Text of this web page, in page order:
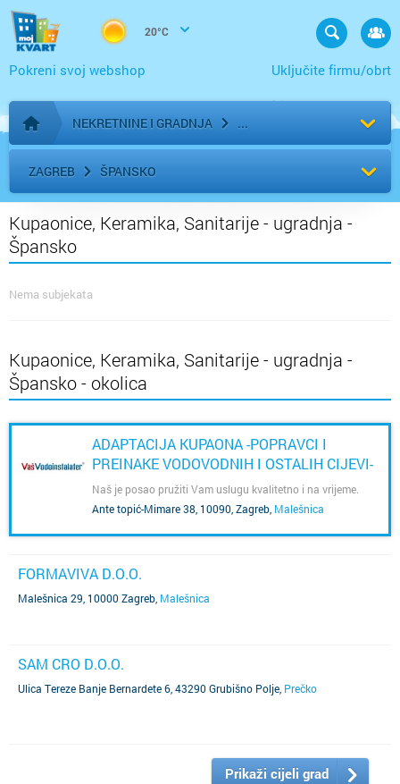
20°C
Uključite firmu/obrt
Pokreni svoj webshop
Početna stranica
NEKRETNINE I GRADNJA
ZAGREB ŠPANSKO
Kupaonice, Keramika, Sanitarije - ugradnja -
Špansko
Nema subjekata
Kupaonice, Keramika, Sanitarije - ugradnja -
Špansko - okolica
ADAPTACIJA KUPAONA -POPRAVCI I
PREINAKE VODOVODNIH I OSTALIH CIJEVI-
VAŠ VODOINSTALATER
Naš je posao pružiti Vam uslugu kvalitetno i na vrijeme.
Ante topić-Mimare 38, 10090, Zagreb Malešnica
FORMAVIVA D.O.O.
Malešnica 29, 10000 Zagreb Malešnica
SAM CRO D.O.O.
Ulica Tereze Banje Bernardete 6, 43290 Grubišno Polje Prečko
Prikaži cijeli grad